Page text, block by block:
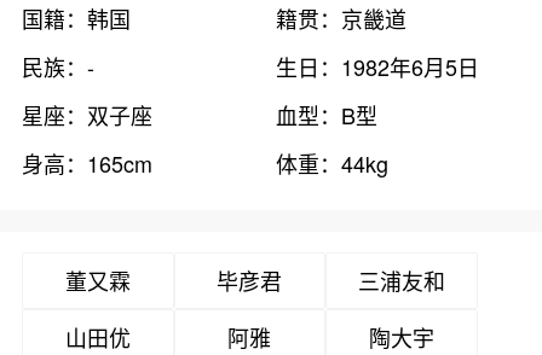
国籍：韩国
籍贯：京畿道
民族：-
生日：1982年6月5日
星座：双子座
血型：B型
身高：165cm
体重：44kg
董又霖 毕彦君
三浦友和
山田优
阿雅 陶大宇